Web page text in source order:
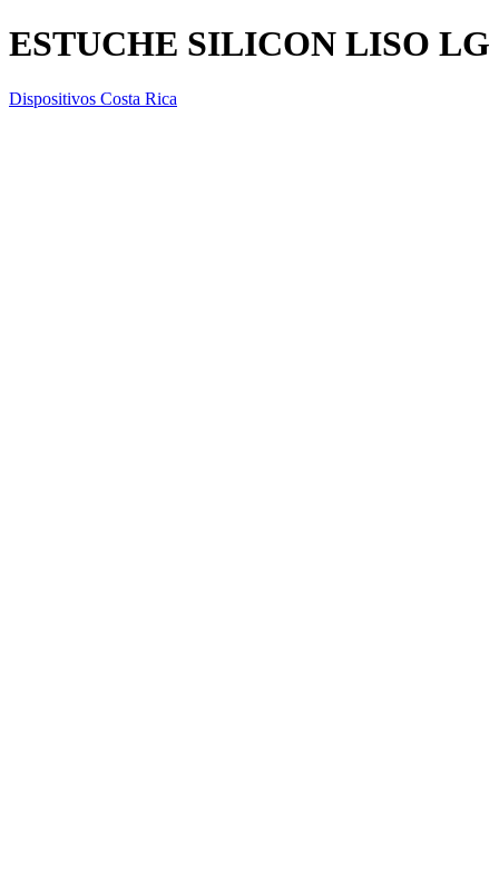
ESTUCHE SILICON LISO LG
Dispositivos Costa Rica